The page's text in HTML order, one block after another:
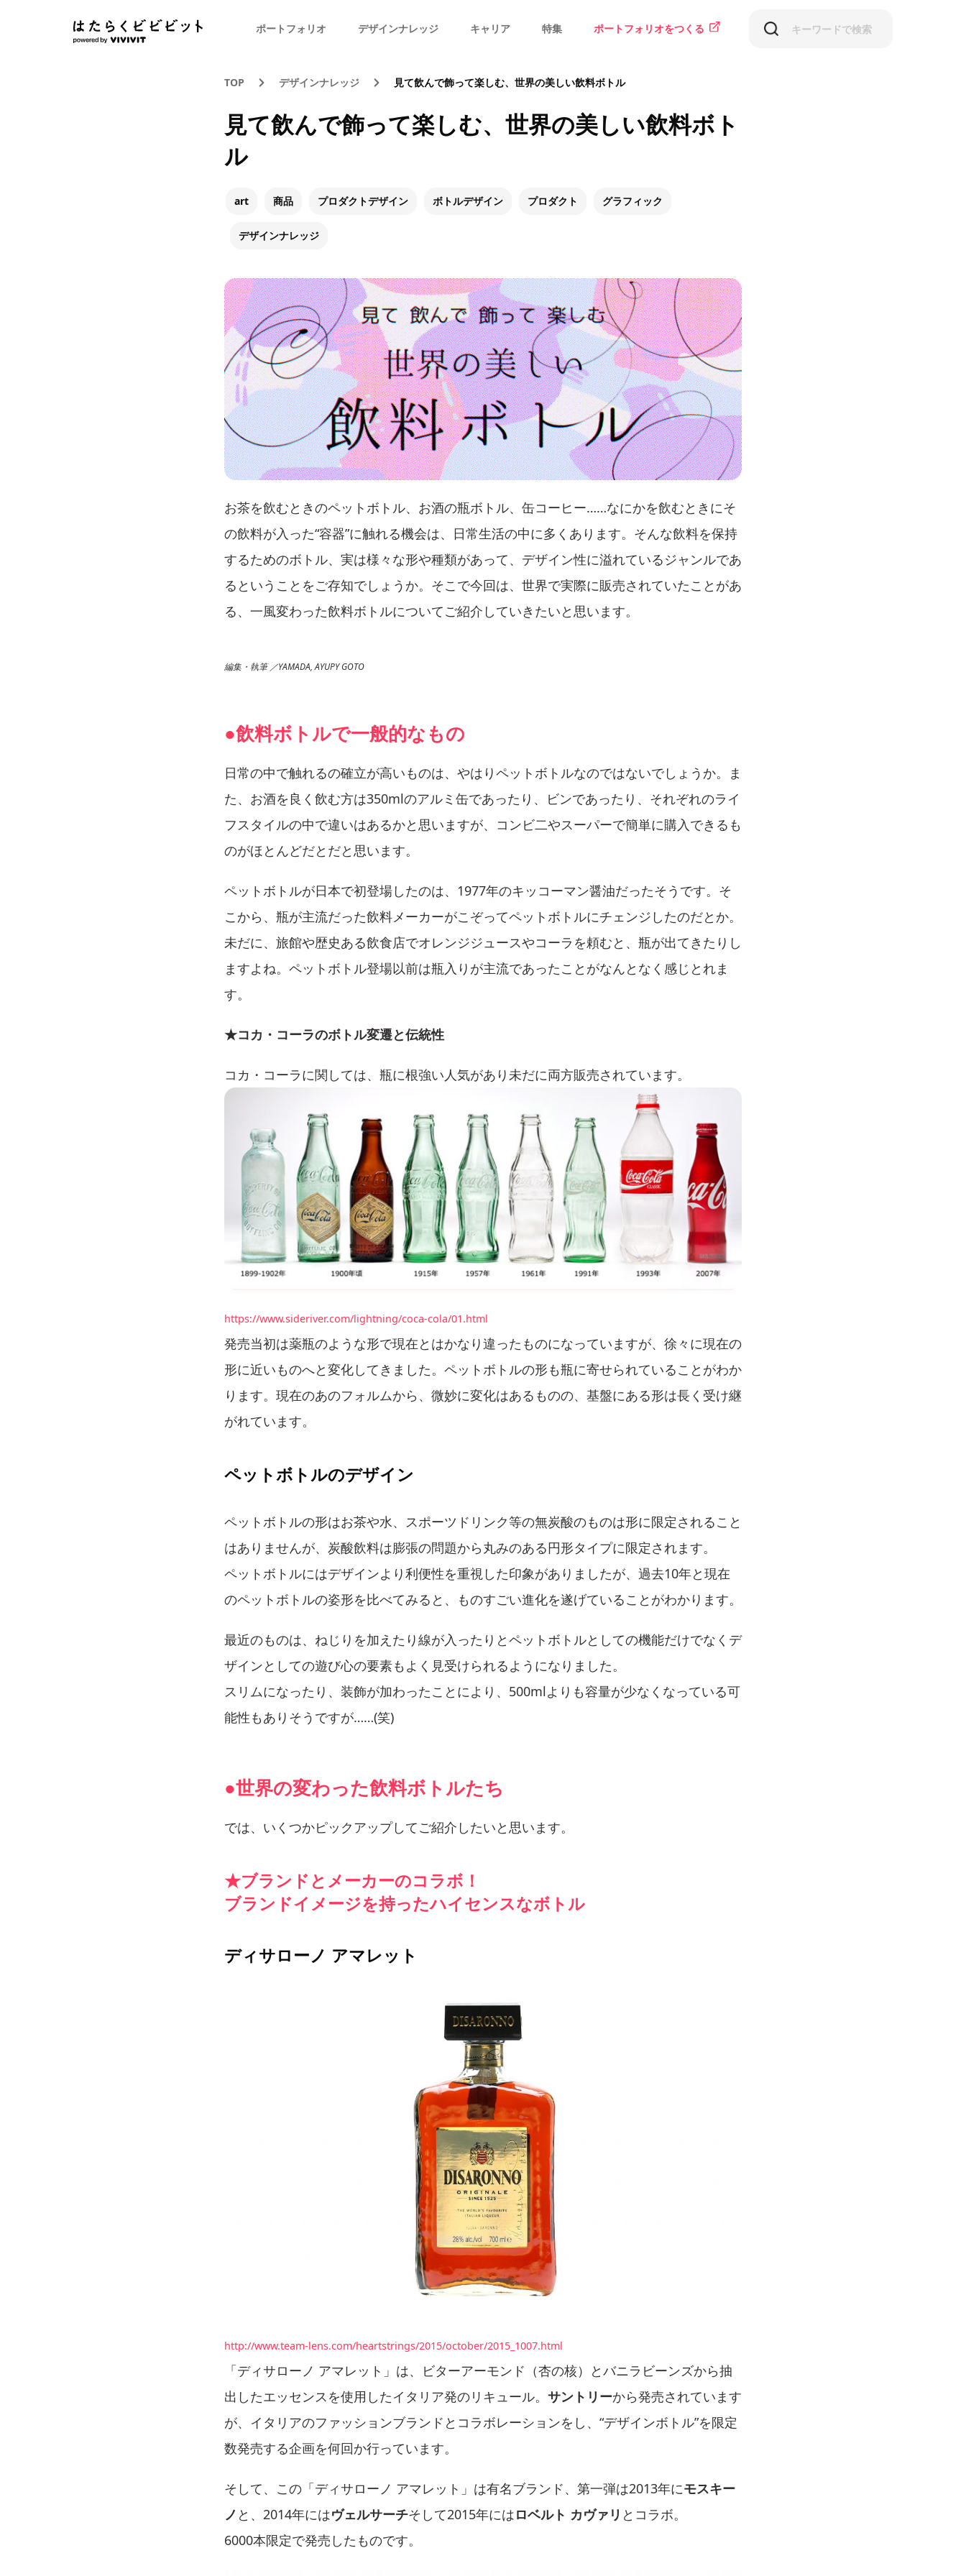
ポートフォリオ デザインナレッジ キャリア 特集 ポートフォリオをつくる
TOP デザインナレッジ 見て飲んで飾って楽しむ、世界の美しい飲料ボトル
見て飲んで飾って楽しむ、世界の美しい飲料ボト
ル
art 商品 プロダクトデザイン ボトルデザイン プロダクト グラフィック
デザインナレッジ
お茶を飲むときのペットボトル、お酒の瓶ボトル、缶コーヒー……なにかを飲むときにそ
の飲料が入った“容器”に触れる機会は、日常生活の中に多くあります。そんな飲料を保持
するためのボトル、実は様々な形や種類があって、デザイン性に溢れているジャンルであ
るということをご存知でしょうか。そこで今回は、世界で実際に販売されていたことがあ
る、一風変わった飲料ボトルについてご紹介していきたいと思います。
編集・執筆 ／YAMADA, AYUPY GOTO
●飲料ボトルで一般的なもの
日常の中で触れるの確立が高いものは、やはりペットボトルなのではないでしょうか。ま
た、お酒を良く飲む方は350mlのアルミ缶であったり、ビンであったり、それぞれのライ
フスタイルの中で違いはあるかと思いますが、コンビ二やスーパーで簡単に購入できるも
のがほとんどだとだと思います。
ペットボトルが日本で初登場したのは、1977年のキッコーマン醤油だったそうです。そ
こから、瓶が主流だった飲料メーカーがこぞってペットボトルにチェンジしたのだとか。
未だに、旅館や歴史ある飲食店でオレンジジュースやコーラを頼むと、瓶が出てきたりし
ますよね。ペットボトル登場以前は瓶入りが主流であったことがなんとなく感じとれま
す。
★コカ・コーラのボトル変遷と伝統性
コカ・コーラに関しては、瓶に根強い人気があり未だに両方販売されています。
https://www.sideriver.com/lightning/coca-cola/01.html
発売当初は薬瓶のような形で現在とはかなり違ったものになっていますが、徐々に現在の
形に近いものへと変化してきました。ペットボトルの形も瓶に寄せられていることがわか
ります。現在のあのフォルムから、微妙に変化はあるものの、基盤にある形は長く受け継
がれています。
ペットボトルのデザイン
ペットボトルの形はお茶や水、スポーツドリンク等の無炭酸のものは形に限定されること
はありませんが、炭酸飲料は膨張の問題から丸みのある円形タイプに限定されます。
ペットボトルにはデザインより利便性を重視した印象がありましたが、過去10年と現在
のペットボトルの姿形を比べてみると、ものすごい進化を遂げていることがわかります。
最近のものは、ねじりを加えたり線が入ったりとペットボトルとしての機能だけでなくデ
ザインとしての遊び心の要素もよく見受けられるようになりました。
スリムになったり、装飾が加わったことにより、500mlよりも容量が少なくなっている可
能性もありそうですが……(笑)
●世界の変わった飲料ボトルたち
では、いくつかピックアップしてご紹介したいと思います。
★ブランドとメーカーのコラボ！
ブランドイメージを持ったハイセンスなボトル
ディサローノ アマレット
http://www.team-lens.com/heartstrings/2015/october/2015_1007.html
「ディサローノ アマレット」は、ビターアーモンド（杏の核）とバニラビーンズから抽
出したエッセンスを使用したイタリア発のリキュール。 サントリーから発売されています
が、イタリアのファッションブランドとコラボレーションをし、“デザインボトル”を限定
数発売する企画を何回か行っています。
そして、この「ディサローノ アマレット」は有名ブランド、第一弾は2013年にモスキー
ノ と、2014年にはヴェルサーチそして2015年にはロベルト カヴァリ とコラボ。
6000本限定で発売したものです。